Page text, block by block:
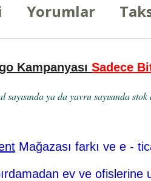
Yorumlar
Kampanyası Sadece
sayısında ya da yavru sayısında
Mağazası farkı ve e -
ev ve ofislerine